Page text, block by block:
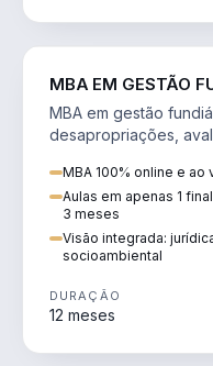
MBA EM GESTÃO
MBA em gestão
desapropriações,
MBA 100% online e
Aulas em apenas 1
3 meses
Visão integrada:
socioambiental
DURAÇÃO
12 meses